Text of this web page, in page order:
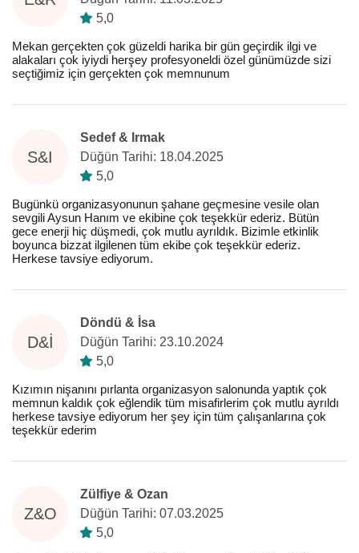
5,0
Mekan gerçekten çok güzeldi harika bir gün geçirdik ilgi ve
alakaları çok iyiydi herşey profesyoneldi özel günümüzde sizi
seçtiğimiz için gerçekten çok memnunum
S&I
Sedef & Irmak
Düğün Tarihi: 18.04.2025
5,0
Bugünkü organizasyonunun şahane geçmesine vesile olan
sevgili Aysun Hanım ve ekibine çok teşekkür ederiz. Bütün
gece enerji hiç düşmedi, çok mutlu ayrıldık. Bizimle etkinlik
boyunca bizzat ilgilenen tüm ekibe çok teşekkür ederiz.
Herkese tavsiye ediyorum.
D&İ
Döndü & İsa
Düğün Tarihi: 23.10.2024
5,0
Kızımın nişanını pırlanta organizasyon salonunda yaptık çok
memnun kaldık çok eğlendik tüm misafirlerim çok mutlu ayrıldı
herkese tavsiye ediyorum her şey için tüm çalışanlarına çok
teşekkür ederim
Z&O
Zülfiye & Ozan
Düğün Tarihi: 07.03.2025
5,0